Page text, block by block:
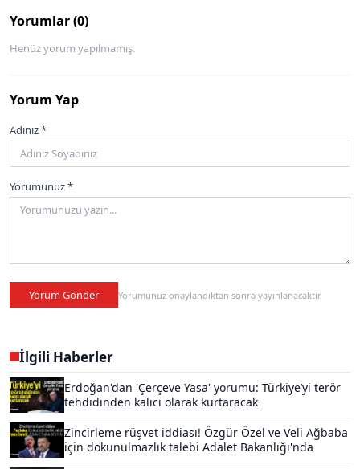
Yorumlar (0)
Henüz yorum yapılmamış.
Yorum Yap
Adınız *
Yorumunuz *
Yorum Gönder Yorumunuz onaylandıktan sonra yayınlanacaktır.
İlgili Haberler
Erdoğan'dan 'Çerçeve Yasa' yorumu: Türkiye’yi terör
tehdidinden kalıcı olarak kurtaracak
Zincirleme rüşvet iddiası! Özgür Özel ve Veli Ağbaba
için dokunulmazlık talebi Adalet Bakanlığı'nda